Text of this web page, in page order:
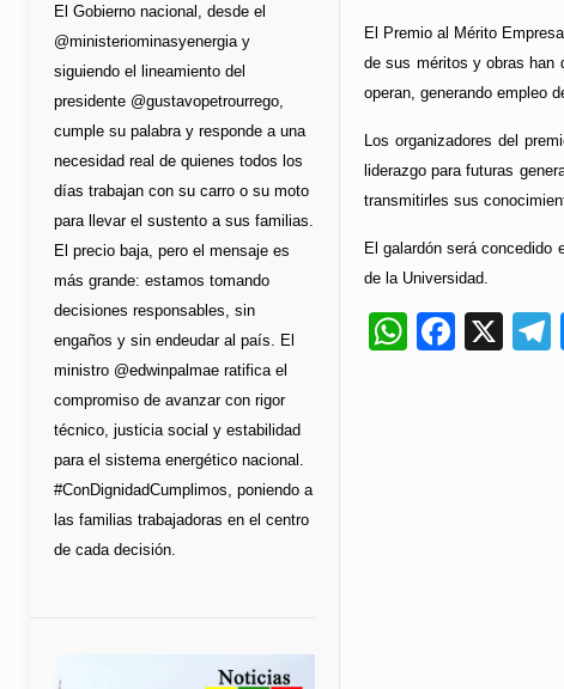
El Premio al Mérito
de sus méritos y obras han
operan, generando empleo
Los organizadores del
liderazgo para futuras
transmitirles sus
El galardón será
de la Universidad.
X
El Gobierno nacional, desde el
@ministeriominasyenergia y
siguiendo el lineamiento del
presidente @gustavopetrourrego,
cumple su palabra y responde a una
necesidad real de quienes todos los
días trabajan con su carro o su moto
para llevar el sustento a sus familias.
El precio baja, pero el mensaje es
más grande: estamos tomando
decisiones responsables, sin
engaños y sin endeudar al país. El
ministro @edwinpalmae ratifica el
compromiso de avanzar con rigor
técnico, justicia social y estabilidad
para el sistema energético nacional.
#ConDignidadCumplimos, poniendo a
las familias trabajadoras en el centro
de cada decisión.